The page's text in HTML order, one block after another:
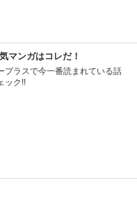
マンガはコレだ！
プラスで今一番読まれている話
ック!!